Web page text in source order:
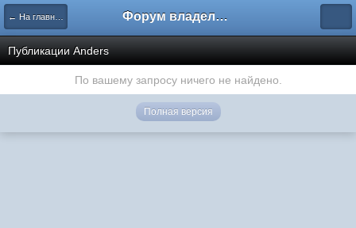
← На главную Форум владельцев интернет-магазинов
Публикации Anders
По вашему запросу ничего не найдено.
Полная версия